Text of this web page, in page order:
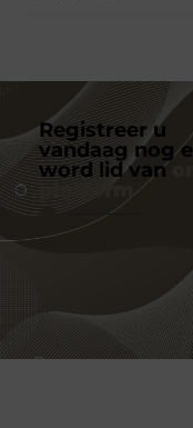
Registreer u
vandaag nog
word lid van
platform